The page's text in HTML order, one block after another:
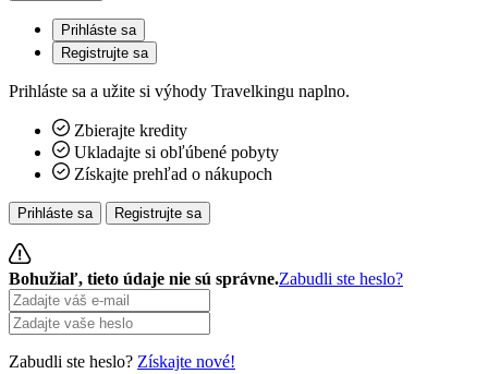
Prihláste sa
Registrujte sa
Prihláste sa a užite si výhody Travelkingu naplno.
Zbierajte kredity
Ukladajte si obľúbené pobyty
Získajte prehľad o nákupoch
Prihláste sa Registrujte sa
Bohužiaľ, tieto údaje nie sú správne.Zabudli ste heslo?
Zabudli ste heslo? Získajte nové!